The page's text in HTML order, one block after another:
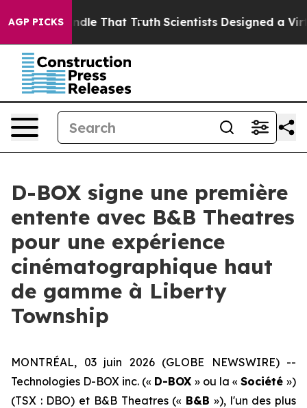
AGP PICKS
Handle That TruthScientists Designed a Virtual
D-BOX signe une première
entente avec B&B Theatres
pour une expérience
cinématographique haut
de gamme à Liberty
Township
MONTRÉAL, 03 juin 2026 (GLOBE NEWSWIRE) --
Technologies D-BOX inc. (« D-BOX » ou la « Société»)
(TSX : DBO) et B&B Theatres (« B&B »), l'un des plus